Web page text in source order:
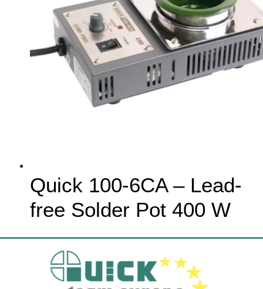
Quick 100-6CA – Lead-
free Solder Pot 400 W